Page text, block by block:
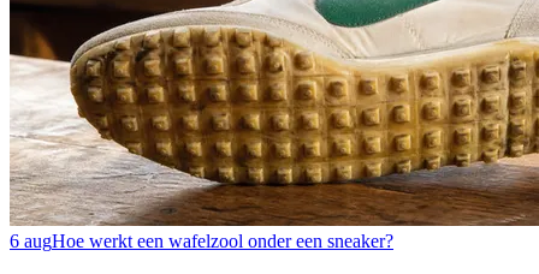
6 augHoe werkt een wafelzool onder een sneaker?